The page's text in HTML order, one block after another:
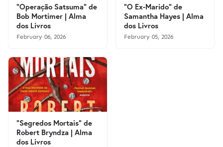
"Operação Satsuma" de
Bob Mortimer | Alma
dos Livros
February 06, 2026
"O Ex-Marido" de
Samantha Hayes | Alma
dos Livros
February 05, 2026
"Segredos Mortais" de
Robert Bryndza | Alma
dos Livros